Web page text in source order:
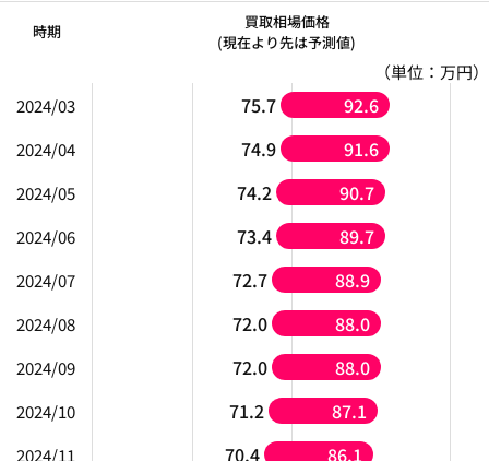
時期
買取相場価格
(現在より先は予測値)
（単位：万円）
2024/03
75.7 92.6
2024/04 74.9 91.6
2024/05 74.2 90.7
2024/06 73.4 89.7
2024/07 72.7 88.9
2024/08 72.0 88.0
2024/09 72.0 88.0
2024/10 71.2 87.1
2024/11 70.4 86.1